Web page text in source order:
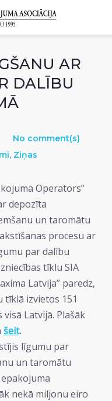
AR
DALĪBU
No comment(s)
, Ziņas
Operators”
depozīta
un taromātu
procesu ar
par dalību
tīklu SIA
Latvija” paredz,
tīklā izvietos 151
Latvijā. Plašāk
šeit.
līgumu par
un taromātu
nekā miljonu eiro